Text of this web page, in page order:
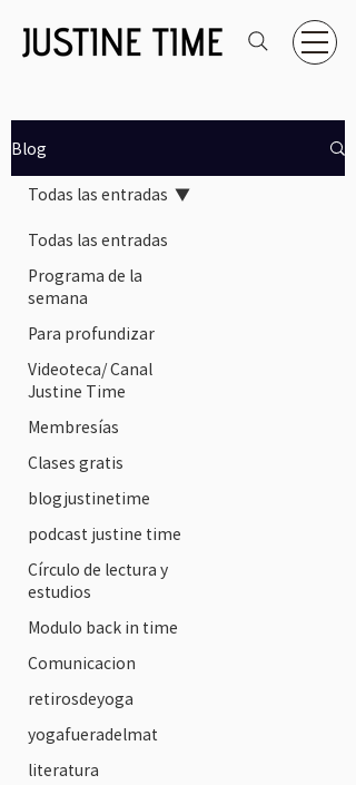
Blog
Todas las entradas
Programa de la
semana
Para profundizar
Videoteca/ Canal
Justine Time
Membresías
Clases gratis
blogjustinetime
podcast justine time
Círculo de lectura y
estudios
Modulo back in time
Comunicacion
retirosdeyoga
yogafueradelmat
literatura
Todas las entradas